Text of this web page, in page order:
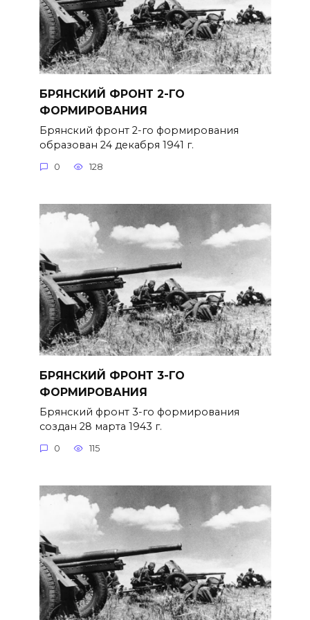
БРЯНСКИЙ ФРОНТ 2-ГО
ФОРМИРОВАНИЯ
Брянский фронт 2-го формирова­ния
образован 24 декабря 1941 г.
0 128
БРЯНСКИЙ ФРОНТ 3-ГО
ФОРМИРОВАНИЯ
Брянский фронт 3-го формирова­ния
создан 28 марта 1943 г.
0 115